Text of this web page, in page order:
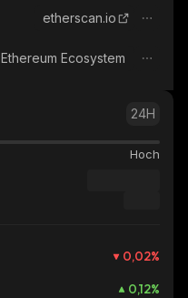
etherscan.io
Ethereum Ecosystem
24H
Hoch
0,02%
0,12%